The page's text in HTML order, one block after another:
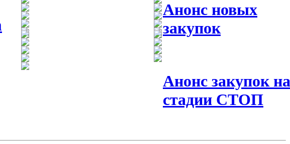
Анонс новых
закупок
Анонс закупок на
стадии СТОП